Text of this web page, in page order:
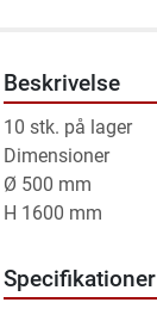
Beskrivelse
10 stk. på lager
Dimensioner
Ø 500 mm
H 1600 mm
Specifikationer